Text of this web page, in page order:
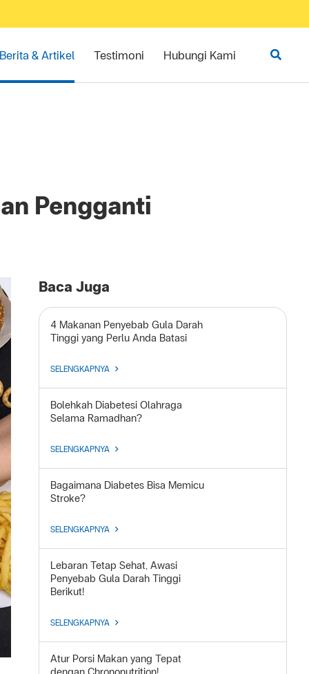
Berita & Artikel Testimoni Hubungi Kami
Pengganti
Baca Juga
4 Makanan Penyebab Gula Darah
Tinggi yang Perlu Anda Batasi
SELENGKAPNYA
Bolehkah Diabetesi Olahraga
Selama Ramadhan?
SELENGKAPNYA
Bagaimana Diabetes Bisa Memicu
Stroke?
SELENGKAPNYA
Lebaran Tetap Sehat, Awasi
Penyebab Gula Darah Tinggi
Berikut!
SELENGKAPNYA
Atur Porsi Makan yang Tepat